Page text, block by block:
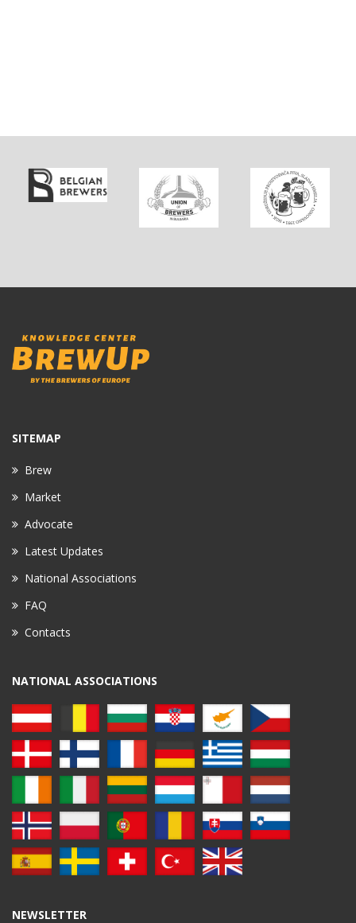
SITEMAP
Brew
Market
Advocate
Latest Updates
National Associations
FAQ
Contacts
NATIONAL ASSOCIATIONS
NEWSLETTER